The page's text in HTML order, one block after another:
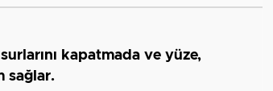
kapatmada ve yüze,
sağlar.